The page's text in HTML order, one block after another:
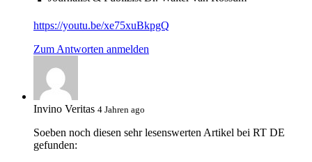
https://youtu.be/xe75xuBkpgQ
Zum Antworten anmelden
Invino Veritas 4 Jahren ago
Soeben noch diesen sehr lesenswerten Artikel bei RT DE
gefunden: